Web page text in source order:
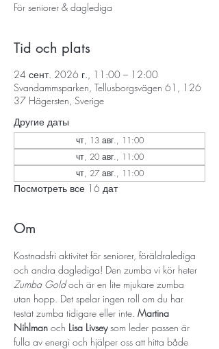
För seniorer & daglediga
Tid och plats
24 сент. 2026 г., 11:00 – 12:00
Svandammsparken, Tellusborgsvägen 61, 126
37 Hägersten, Sverige
Другие даты
чт, 13 авг., 11:00
чт, 20 авг., 11:00
чт, 27 авг., 11:00
Посмотреть все 16 дат
Om
Kostnadsfri aktivitet för seniorer, föräldralediga
och andra daglediga! Den zumba vi kör heter
Zumba Gold och är en lite mjukare zumba
utan hopp. Det spelar ingen roll om du har
testat zumba tidigare eller inte. Martina
Nihlman och Lisa Livsey som leder passen är
fulla av energi och hjälper oss att hitta både